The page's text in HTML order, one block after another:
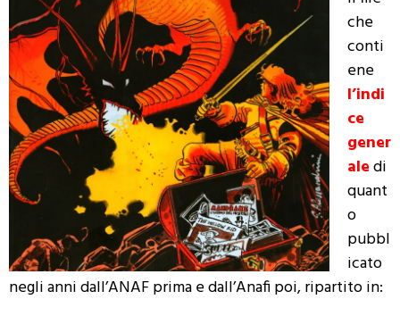
che
conti
ene
l’indi
ce
gener
aledi
quant
o
pubbl
icato
negli anni dall’ANAF prima e dall’Anafi poi, ripartito in: